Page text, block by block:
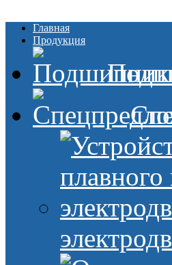
Главная
Продукция